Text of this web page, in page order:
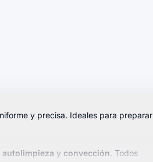
y precisa. Ideales para preparar
autolimpieza y convección. Todos